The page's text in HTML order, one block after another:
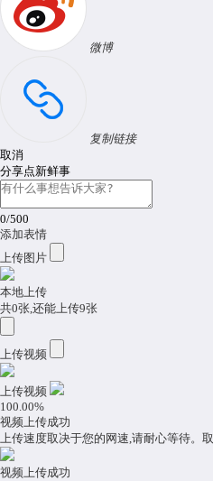
微博
复制链接
取消
分享点新鲜事
0/500
添加表情
上传图片
本地上传
共0张,还能上传9张
上传视频
上传视频
100.00%
视频上传成功
上传速度取决于您的网速,请耐心等待。
视频上传成功